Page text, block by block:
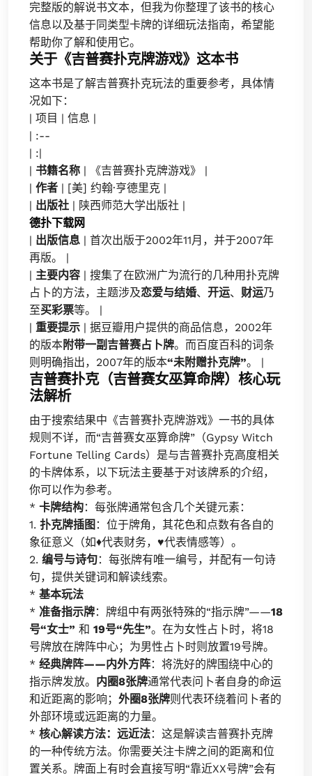
完整版的解说书文本，但我为你整理了该书的核心
信息以及基于同类型卡牌的详细玩法指南，希望能
帮助你了解和使用它。
关于《吉普赛扑克牌游戏》这本书
这本书是了解吉普赛扑克玩法的重要参考，具体情
况如下：
| 项目 | 信息 |
| :--
| :|
| 书籍名称 | 《吉普赛扑克牌游戏》 |
| 作者 | [美] 约翰·亨德里克 |
| 出版社 | 陕西师范大学出版社 |
德扑下载网
| 出版信息 | 首次出版于2002年11月，并于2007年
再版。 |
| 主要内容 | 搜集了在欧洲广为流行的几种用扑克牌
占卜的方法，主题涉及恋爱与结婚、 开运、 财运乃
至买彩票等。 |
| 重要提示 | 据豆瓣用户提供的商品信息，2002年
的版本附带一副吉普赛占卜牌。而百度百科的词条
则明确指出，2007年的版本“未附赠扑克牌”。 |
吉普赛扑克（吉普赛女巫算命牌）核心玩
法解析
由于搜索结果中《吉普赛扑克牌游戏》一书的具体
规则不详，而“吉普赛女巫算命牌”（Gypsy Witch
Fortune Telling Cards）是与吉普赛扑克高度相关
的卡牌体系，以下玩法主要基于对该牌系的介绍，
你可以作为参考。
* 卡牌结构：每张牌通常包含几个关键元素：
1. 扑克牌插图 ：位于牌角，其花色和点数有各自的
象征意义（如♦️代表财务，♥️代表情感等）。
2. 编号与诗句：每张牌有唯一编号，并配有一句诗
句，提供关键词和解读线索。
* 基本玩法
* 准备指示牌：牌组中有两张特殊的“指示牌”——18
号“女士” 和 19号“先生”。在为女性占卜时，将18
号牌放在牌阵中心；为男性占卜时则放置19号牌。
* 经典牌阵——内外方阵：将洗好的牌围绕中心的
指示牌发放。 内圈8张牌通常代表问卜者自身的命运
和近距离的影响； 外圈8张牌则代表环绕着问卜者的
外部环境或远距离的力量。
* 核心解读方法：远近法：这是解读吉普赛扑克牌
的一种传统方法。你需要关注卡牌之间的距离和位
置关系。牌面上有时会直接写明“靠近XX号牌”会有